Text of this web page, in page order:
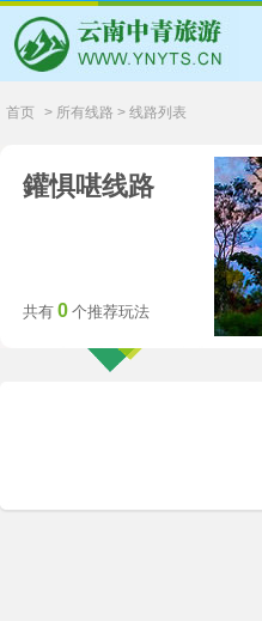
首页 > 所有线路 > 线路列表
鑵惧啿线路
共有 0 个推荐玩法